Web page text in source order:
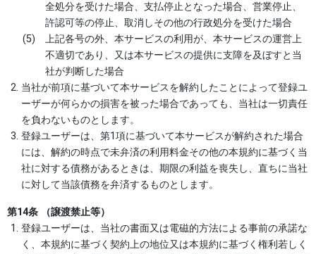
全処分を受けた場合、支払停止となった場合、営業停止、
許認可等の停止、取消しその他の行政処分を受けた場合
上記各号の外、本サービスの利用が、本サービスの運営上
不適切であり、又は本サービスの提供に支障を及ぼすと当
社が判断した場合
当社が前項に基づいて本サービスを解約したことによって登録ユ
ーザーが何らかの損害を被った場合であっても、当社は一切責任
を負わないものとします。
登録ユーザーは、第1項に基づいて本サービスが解約された場合
には、解約の時点で未弁済の利用料金その他の本規約に基づく当
社に対する債務があるときは、期限の利益を喪失し、直ちに当社
に対して当該債務を弁済するものとします。
第14条 （譲渡禁止等）
登録ユーザーは、当社の書面又は電磁的方法による事前の承諾な
く、本規約に基づく契約上の地位又は本規約に基づく権利若しく